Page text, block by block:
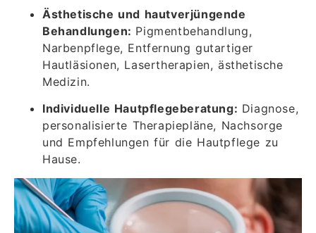
Ästhetische und hautverjüngende
Behandlungen: Pigmentbehandlung,
Narbenpflege, Entfernung gutartiger
Hautläsionen, Lasertherapien, ästhetische
Medizin.
Individuelle Hautpflegeberatung: Diagnose,
personalisierte Therapiepläne, Nachsorge
und Empfehlungen für die Hautpflege zu
Hause.